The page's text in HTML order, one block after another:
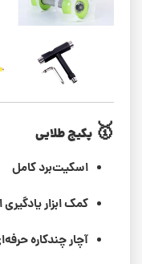
🥇 پکیج طلایی
اسکیت‌برد کامل
کمک ابزار
آچار چندکاره